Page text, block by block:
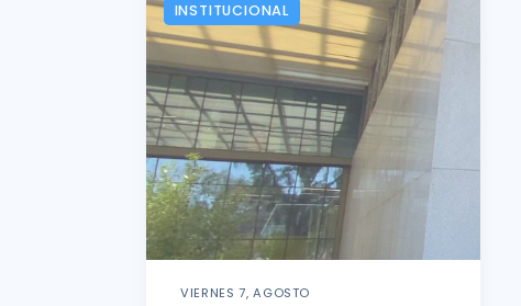
INSTITUCIONAL
VIERNES 7, AGOSTO